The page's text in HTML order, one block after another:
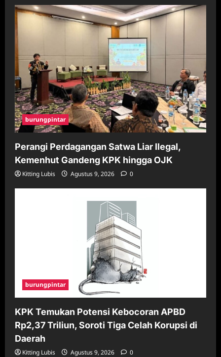
burungpintar
Perangi Perdagangan Satwa Liar Ilegal,
Kemenhut Gandeng KPK hingga OJK
Kitting Lubis Agustus 9, 2026 0
burungpintar
KPK Temukan Potensi Kebocoran APBD
Rp2,37 Triliun, Soroti Tiga Celah Korupsi di
Daerah
Kitting Lubis Agustus 9, 2026 0